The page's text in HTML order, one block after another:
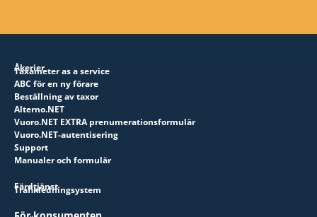
Åkerier
Taxameter as a service
ABC för en ny förare
Beställning av taxor
Alterno.NET
Vuoro.NET EXTRA prenumerationsformulär
Vuoro.NET-autentisering
Support
Manualer och formulär
Färdtjänst
Trafikledningsystem